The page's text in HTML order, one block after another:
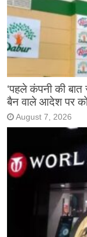
‘पहले कंपनी की
बैन वाले आदेश पर
August 7, 2026